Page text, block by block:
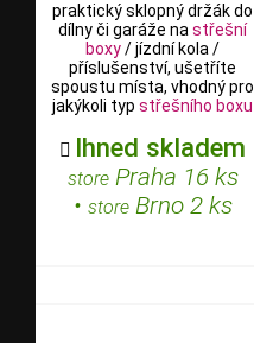
praktický sklopný držák do
dílny či garáže na střešní
boxy/ jízdní kola /
příslušenství, ušetříte
spoustu místa, vhodný pro
jakýkoli typ střešního boxu
 Ihned skladem
storePraha 16 ks
• storeBrno 2 ks